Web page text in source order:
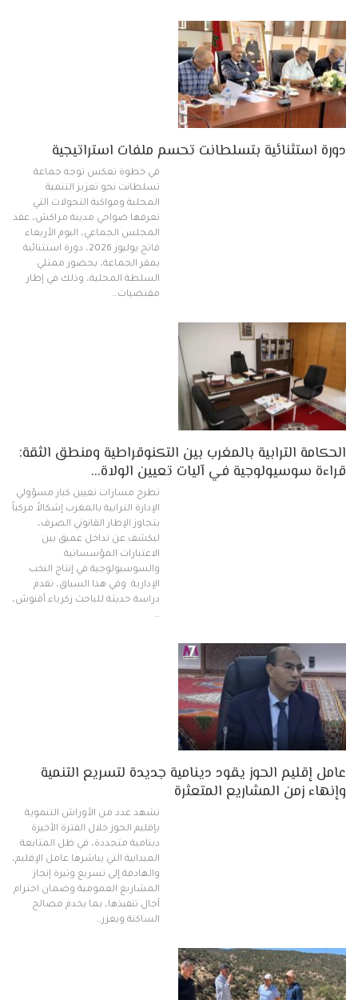
دورة استثنائية بتسلطانت تحسم ملفات استراتيجية
في خطوة تعكس توجه جماعة
تسلطانت نحو تعزيز التنمية
المحلية ومواكبة التحولات التي
تعرفها ضواحي مدينة مراكش، عقد
المجلس الجماعي، اليوم الأربعاء
فاتح يوليوز 2026، دورة استثنائية
بمقر الجماعة، بحضور ممثلي
السلطة المحلية، وذلك في إطار
مقتضيات…
الحكامة الترابية بالمغرب بين التكنوقراطية ومنطق الثقة:
قراءة سوسيولوجية في آليات تعيين الولاة…
تطرح مسارات تعيين كبار مسؤولي
الإدارة الترابية بالمغرب إشكالاً مركباً
يتجاوز الإطار القانوني الصرف،
ليكشف عن تداخل عميق بين
الاعتبارات المؤسساتية
والسوسيولوجية في إنتاج النخب
الإدارية. وفي هذا السياق، تقدم
دراسة حديثة للباحث زكرياء أقنوش،
…
عامل إقليم الحوز يقود دينامية جديدة لتسريع التنمية
وإنهاء زمن المشاريع المتعثرة
تشهد عدد من الأوراش التنموية
بإقليم الحوز خلال الفترة الأخيرة
دينامية متجددة، في ظل المتابعة
الميدانية التي يباشرها عامل الإقليم،
والهادفة إلى تسريع وتيرة إنجاز
المشاريع العمومية وضمان احترام
آجال تنفيذها، بما يخدم مصالح
الساكنة ويعزز…